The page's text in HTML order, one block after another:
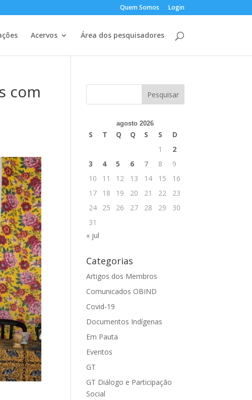
Quem Somos Login
Acervos Área dos pesquisadores
com
agosto 2026
S T Q Q S S
D
1
2
3
4 5 6 7 8
9
10
11 12 13 14 15
16
17
18 19 20 21 22
23
24
25 26 27 28 29
30
31
« jul
Categorias
Artigos dos Membros
Comunicados OBIND
Covid-19
Documentos Indígenas
Em Pauta
Eventos
GT
GT Diálogo e Participação
Social